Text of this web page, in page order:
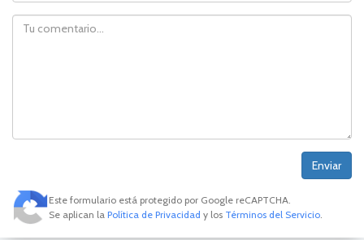
Comentario
Este formulario está protegido por Google reCAPTCHA.
Se aplican la Política de Privacidad y los Términos del Servicio